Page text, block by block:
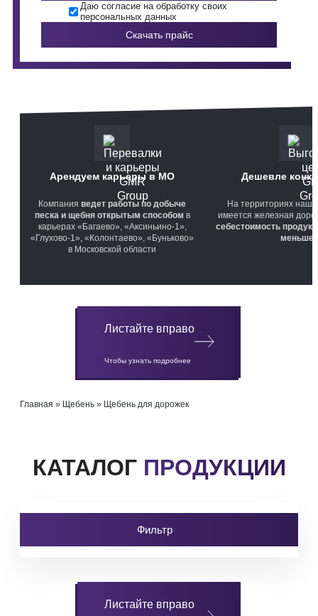
Даю согласие на обработку своих
персональных данных
Скачать прайс
Арендуем карьеры в МО
Компания ведет работы по добыче
песка и щебня открытым способом в
карьерах «Багаево», «Аксиньино-1»,
«Глухово-1», «Колонтаево», «Буньково»
в Московской области
Дешевле
На территориях
имеется железная
себестоимость
меньше
Листайте вправо
Чтобы узнать подробнее
Главная » Щебень » Щебень для дорожек
КАТАЛОГ ПРОДУКЦИИ
Фильтр
Листайте вправо